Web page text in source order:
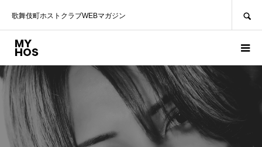
歌舞伎町ホストクラブWEBマガジン